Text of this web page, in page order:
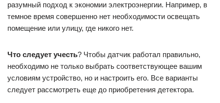
разумный подход к экономии электроэнергии. Например, в
темное время совершенно нет необходимости освещать
помещение или улицу, где никого нет.
Что следует учесть? Чтобы датчик работал правильно,
необходимо не только выбрать соответствующее вашим
условиям устройство, но и настроить его. Все варианты
следует рассмотреть еще до приобретения детектора.